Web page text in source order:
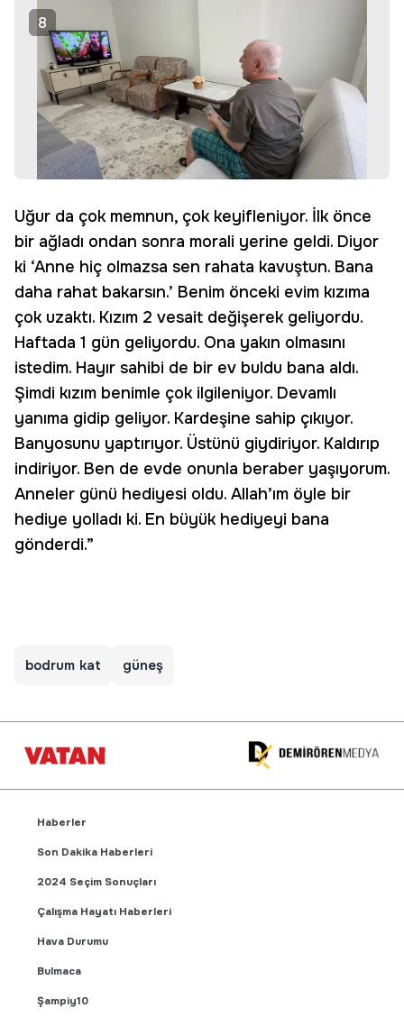
8
Uğur da çok memnun, çok keyifleniyor. İlk önce
bir ağladı ondan sonra morali yerine geldi. Diyor
ki ‘Anne hiç olmazsa sen rahata kavuştun. Bana
daha rahat bakarsın.’ Benim önceki evim kızıma
çok uzaktı. Kızım 2 vesait değişerek geliyordu.
Haftada 1 gün geliyordu. Ona yakın olmasını
istedim. Hayır sahibi de bir ev buldu bana aldı.
Şimdi kızım benimle çok ilgileniyor. Devamlı
yanıma gidip geliyor. Kardeşine sahip çıkıyor.
Banyosunu yaptırıyor. Üstünü giydiriyor. Kaldırıp
indiriyor. Ben de evde onunla beraber yaşıyorum.
Anneler günü hediyesi oldu. Allah’ım öyle bir
hediye yolladı ki. En büyük hediyeyi bana
gönderdi.”
bodrum kat güneş
Haberler
Son Dakika Haberleri
2024 Seçim Sonuçları
Çalışma Hayatı Haberleri
Hava Durumu
Bulmaca
Şampiy10